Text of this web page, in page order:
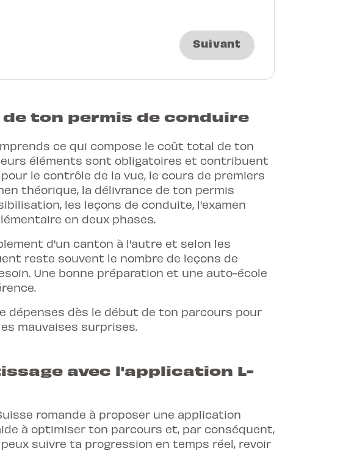
Suivant
ton permis de conduire
ce qui compose le coût total de ton
éléments sont obligatoires et contribuent
le contrôle de la vue, le cours de premiers
théorique, la délivrance de ton permis
les leçons de conduite, l'examen
en deux phases.
d'un canton à l'autre et selon les
reste souvent le nombre de leçons de
Une bonne préparation et une auto-école
dépenses dès le début de ton parcours pour
mauvaises surprises.
avec l'application L-
romande à proposer une application
à optimiser ton parcours et, par conséquent,
suivre ta progression en temps réel, revoir